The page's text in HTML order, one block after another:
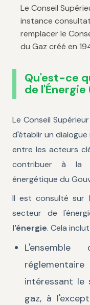
Le Conseil
instance
remplacer le
du Gaz créé en
Qu'est-ce
de l'Énergie
Le Conseil
d'établir un
entre les acteurs
contribuer à la
énergétique du
Il est consulté sur
secteur de
l'énergie. Cela inclut
intéressant le
gaz, à